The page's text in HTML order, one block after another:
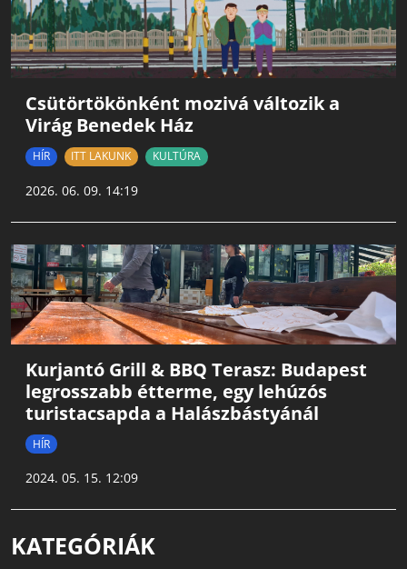
Csütörtökönként mozivá változik a
Virág Benedek Ház
HÍR ITT LAKUNK KULTÚRA
2026. 06. 09. 14:19
Kurjantó Grill & BBQ Terasz: Budapest
legrosszabb étterme, egy lehúzós
turistacsapda a Halászbástyánál
HÍR
2024. 05. 15. 12:09
KATEGÓRIÁK